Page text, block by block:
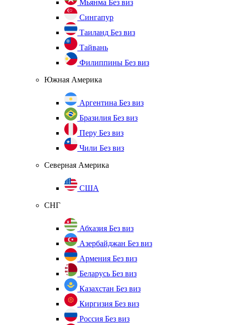
Мьянма Без виз
Сингапур
Таиланд Без виз
Тайвань
Филиппины Без виз
Южная Америка
Аргентина Без виз
Бразилия Без виз
Перу Без виз
Чили Без виз
Северная Америка
США
СНГ
Абхазия Без виз
Азербайджан Без виз
Армения Без виз
Беларусь Без виз
Казахстан Без виз
Киргизия Без виз
Россия Без виз